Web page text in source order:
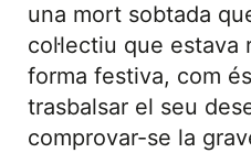
una mort sobtada
col·lectiu que
forma festiva, com
trasbalsar el seu
comprovar-se la